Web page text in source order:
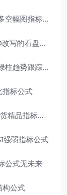
文华期货量价趋势主图-预警操作波段多空幅图指标公式
趋势柱红绿一眼定多空，这个用MACD改写的看盘指标，把顶底信号可视化后简单多了
文华财经wh6波段多空主副图-阶梯红绿柱趋势跟踪指标公式
指标公式
文华财经DK均线主图-量柱趋势副图期货精品指标公式
强弱指标公式
公式无未来
构公式